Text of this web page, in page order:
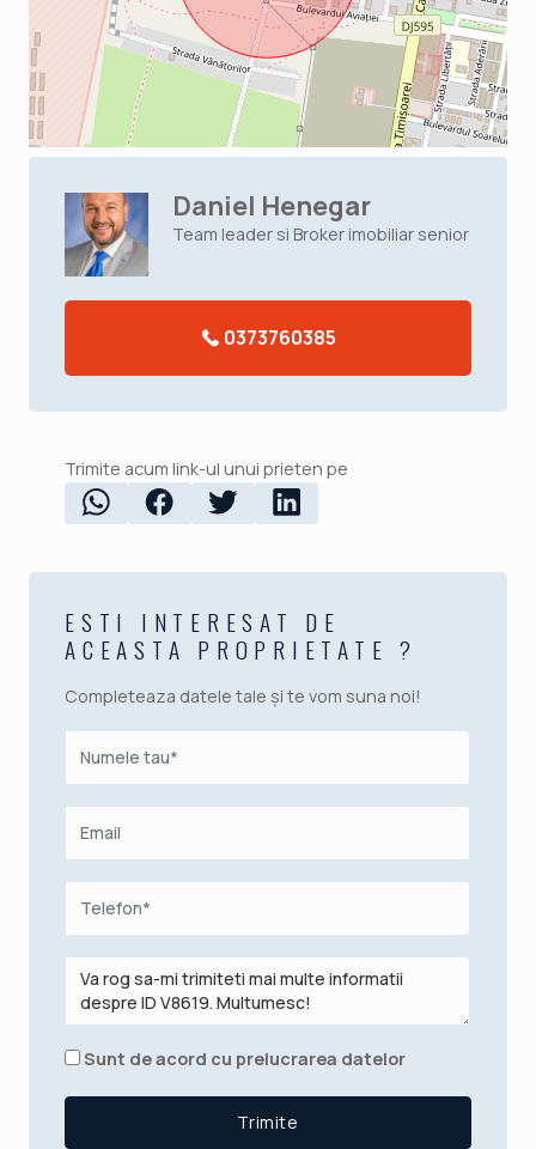
Daniel Henegar
Team leader si Broker imobiliar senior
0373760385
Trimite acum link-ul unui prieten pe
ESTI INTERESAT DE
ACEASTA PROPRIETATE ?
Completeaza datele tale și te vom suna noi!
Sunt de acord cu prelucrarea datelor